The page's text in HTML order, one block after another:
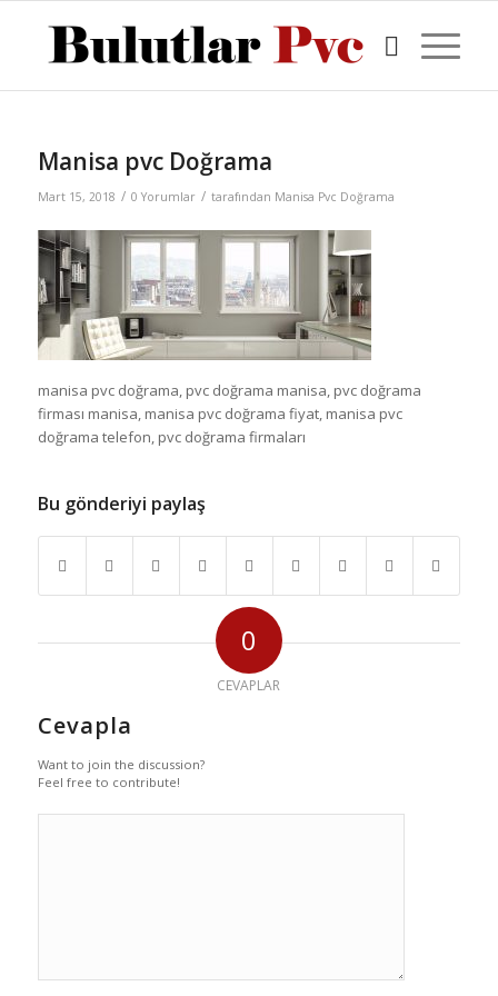
Manisa pvc Doğrama
Mart 15, 2018 / 0 Yorumlar / tarafından Manisa Pvc Doğrama
manisa pvc doğrama, pvc doğrama manisa, pvc doğrama
firması manisa, manisa pvc doğrama fiyat, manisa pvc
doğrama telefon, pvc doğrama firmaları
Bu gönderiyi paylaş
0
CEVAPLAR
Cevapla
Want to join the discussion?
Feel free to contribute!